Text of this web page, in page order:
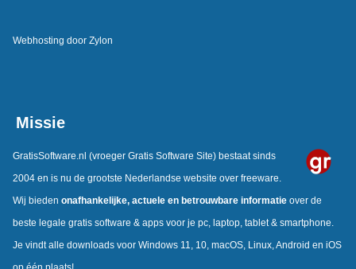
Webhosting door Zylon
Missie
GratisSoftware.nl (vroeger Gratis Software Site) bestaat sinds
2004 en is nu de grootste Nederlandse website over freeware.
Wij bieden onafhankelijke, actuele en betrouwbare informatieover de
beste legale gratis software & apps voor je pc, laptop, tablet & smartphone.
Je vindt alle downloads voor Windows 11, 10, macOS, Linux, Android en iOS